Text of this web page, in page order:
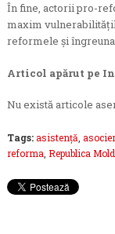
În fine, actorii pro-
maxim
reformele și
Articol apărut pe
Nu există articole
Tags:asistenţă
reforma Republica